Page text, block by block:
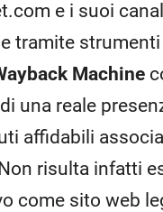
e i suoi
tramite
Machine
di una reale
affidabili
risulta infatti
come sito web